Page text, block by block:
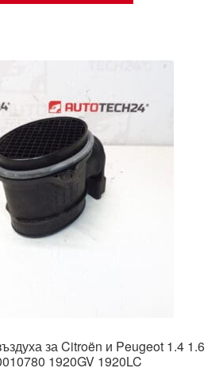
за Citroën и Peugeot 1.4 1.6
1920GV 1920LC